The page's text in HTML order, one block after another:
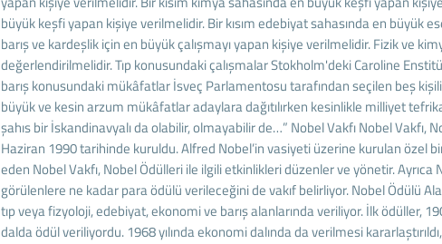
büyük keşfi yapan kişiye verilmelidir. Bir kısım edebiyat sahasında en büyük
barış ve kardeşlik için en büyük çalışmayı yapan kişiye verilmelidir. Fizik ve
değerlendirilmelidir. Tıp konusundaki çalışmalar Stokholm'deki Caroline
barış konusundaki mükâfatlar İsveç Parlamentosu tarafından seçilen beş
büyük ve kesin arzum mükâfatlar adaylara dağıtılırken kesinlikle milliyet
şahıs bir İskandinavyalı da olabilir, olmayabilir de…” Nobel Vakfı Nobel
Haziran 1990 tarihinde kuruldu. Alfred Nobel’in vasiyeti üzerine kurulan özel
eden Nobel Vakfı, Nobel Ödülleri ile ilgili etkinlikleri düzenler ve yönetir. Ayrıca
görülenlere ne kadar para ödülü verileceğini de vakıf belirliyor. Nobel Ödülü
tıp veya fizyoloji, edebiyat, ekonomi ve barış alanlarında veriliyor. İlk ödüller,
dalda ödül veriliyordu. 1968 yılında ekonomi dalında da verilmesi